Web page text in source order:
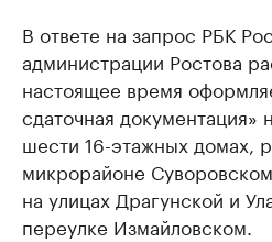
В ответе на запрос РБК
администрации Ростова
настоящее время
сдаточная документация»
шести 16-этажных домах,
микрорайоне
на улицах Драгунской и
переулке Измайловском.